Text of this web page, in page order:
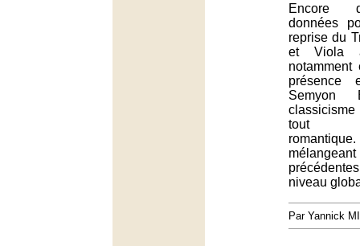
Encore
données
reprise du
et Viola
présence
Semyon
classicisme
tout
niveau
Par Yannick